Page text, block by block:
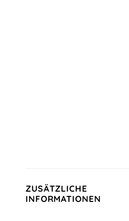
ZUSÄTZLICHE
INFORMATIONEN